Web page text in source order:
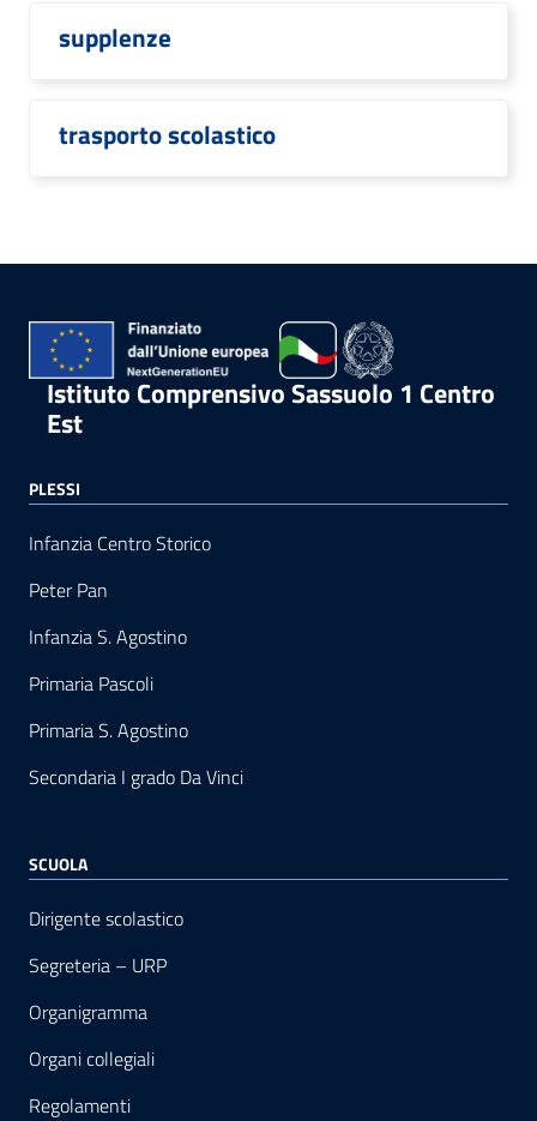
supplenze
trasporto scolastico
Istituto Comprensivo Sassuolo 1 Centro
Est
PLESSI
Infanzia Centro Storico
Peter Pan
Infanzia S. Agostino
Primaria Pascoli
Primaria S. Agostino
Secondaria I grado Da Vinci
SCUOLA
Dirigente scolastico
Segreteria – URP
Organigramma
Organi collegiali
Regolamenti